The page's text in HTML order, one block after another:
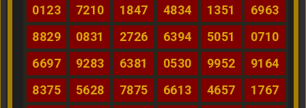
0123
7210 1847 4834 1351
6963
8829
0831 2726 6394 5051
0710
6697
9283 6381 0530 9952
9164
8375
5628 7875 6613 4657
1767